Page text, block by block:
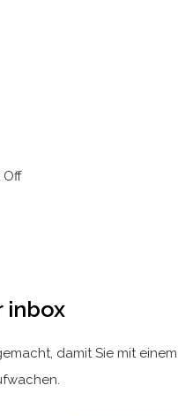
Off
inbox
damit Sie mit einem